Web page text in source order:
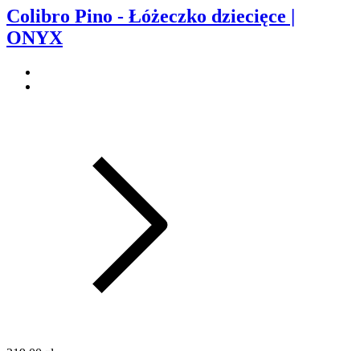
Colibro Pino - Łóżeczko dziecięce |
ONYX